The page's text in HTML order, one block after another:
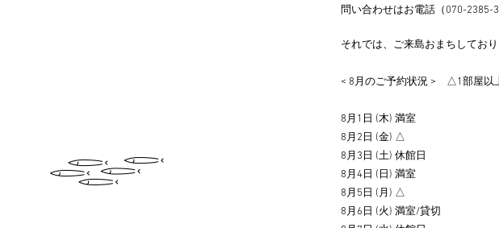
問い合わせはお電話（070-2385-
それでは、ご来島おまちしてお
< 8月のご予約状況 > △1部屋以
8月1日 (木) 満室
8月2日 (金) △
8月3日 (土) 休館日
8月4日 (日) 満室
8月5日 (月) △
8月6日 (火) 満室/貸切